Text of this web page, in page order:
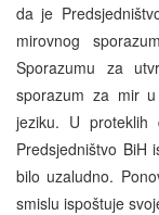
da je
mirovnog
Sporazumu za
sporazum za mir
jeziku. U proteklih
Predsjedništvo BiH
bilo uzaludno.
smislu ispoštuje